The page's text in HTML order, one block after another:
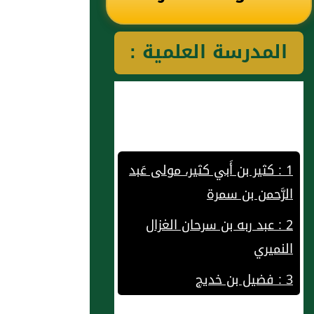
رياض الصالحين
للإمام النووي
المدرسة العلمية :
1 : كثير بن أَبي كثير، مولى عَبد
الرَّحمن بن سمرة
2 : عبد ربه بن سرحان الغزال
النميري
3 : فضيل بن خديج
4 : أصرم بن حوشب، أَبو هشام